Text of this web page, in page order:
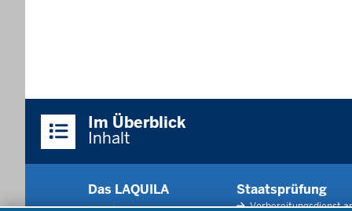
Im Überblick
Inhalt
Das LAQUILA Staatsprüfung
Vorbereitungsdienst